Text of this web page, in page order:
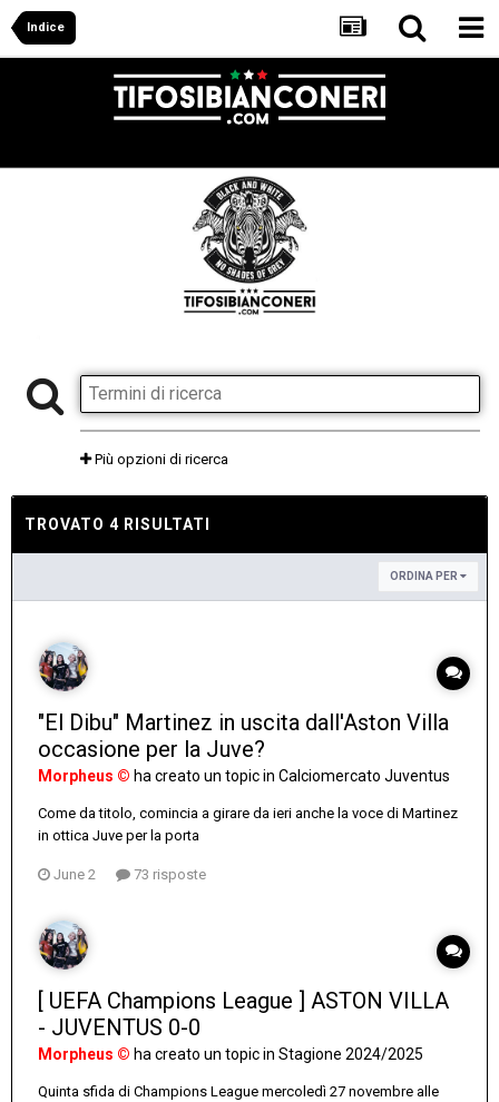
Indice
Più opzioni di ricerca
TROVATO 4 RISULTATI
ORDINA PER
"El Dibu" Martinez in uscita dall'Aston Villa
occasione per la Juve?
Morpheus © ha creato un topic in Calciomercato Juventus
Come da titolo, comincia a girare da ieri anche la voce di Martinez
in ottica Juve per la porta
June 2 73 risposte
[ UEFA Champions League ] ASTON VILLA
- JUVENTUS 0-0
Morpheus © ha creato un topic in Stagione 2024/2025
Quinta sfida di Champions League mercoledì 27 novembre alle